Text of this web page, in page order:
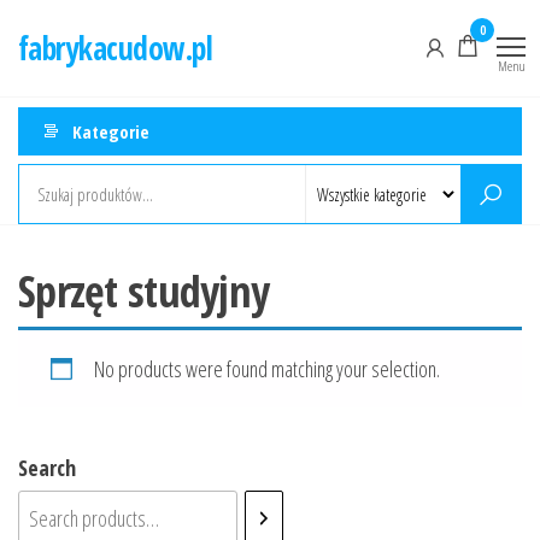
fabrykacudow.pl 0
Menu
Kategorie
Sprzęt studyjny
No products were found matching your selection.
Search